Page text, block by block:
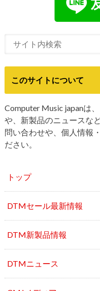
このサイトについて
Computer Music japanは
や、新製品のニュースな
問い合わせや、個人情報
ださい。
トップ
DTMセール最新情報
DTM新製品情報
DTMニュース